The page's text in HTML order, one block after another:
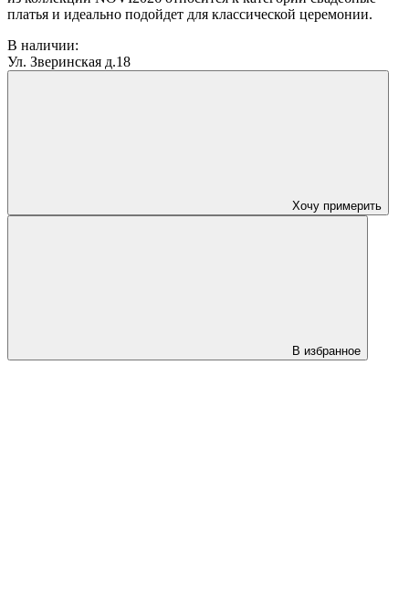
платья и идеально подойдет для классической церемонии.
В наличии:
Ул. Зверинская д.18
Хочу примерить
В избранное